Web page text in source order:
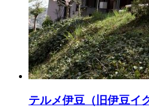
テルメ伊豆（旧伊豆イ